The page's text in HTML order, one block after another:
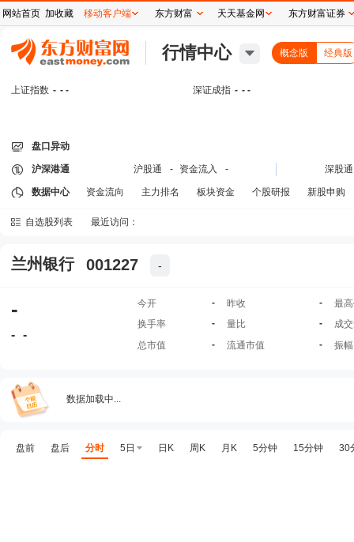
行情中心 概念版 经典版
上证指数 - - - 深证成指 - - -
盘口异动
沪深港通 沪股通 - 资金流入 - 深股通
数据中心 资金流向 主力排名 板块资金 个股研报 新股申购
自选股列表 最近访问：
兰州银行 001227 -
-
- -
今开 - 昨收 -
最
换手率
- 量比 -
成
总市值
- 流通市值 - 振幅
数据加载中...
盘前 盘后 分时 5日 日K 周K 月K 5分钟 15分钟 30
网站首页 加收藏 移动客户端 东方财富 天天基金网 东方财富证券